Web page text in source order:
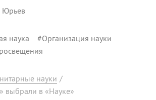
Юрьев
наука #Организация науки
науки /
выбрали в «Науке»